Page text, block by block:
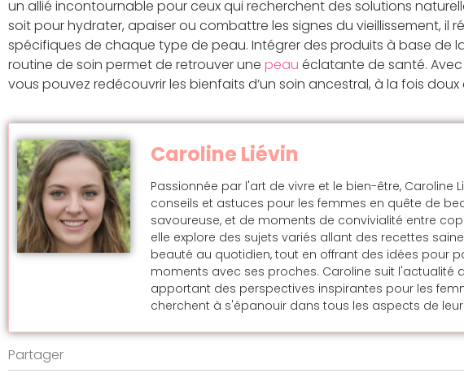
un allié incontournable pour ceux qui recherchent des solutions
soit pour hydrater, apaiser ou combattre les signes du vieillissement, il
spécifiques de chaque type de peau. Intégrer des produits à base de
routine de soin permet de retrouver une peau éclatante de santé.
vous pouvez redécouvrir les bienfaits d’un soin ancestral, à la fois
Caroline Liévin
Passionnée par l'art de vivre et le bien-être, Caroline
conseils et astuces pour les femmes en quête de
savoureuse, et de moments de convivialité entre
elle explore des sujets variés allant des recettes
beauté au quotidien, tout en offrant des idées pour
moments avec ses proches. Caroline suit l'actualité
apportant des perspectives inspirantes pour les
cherchent à s'épanouir dans tous les aspects de leur
Partager